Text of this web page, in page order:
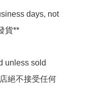
days, not
貨**
unless sold
絕不接受任何